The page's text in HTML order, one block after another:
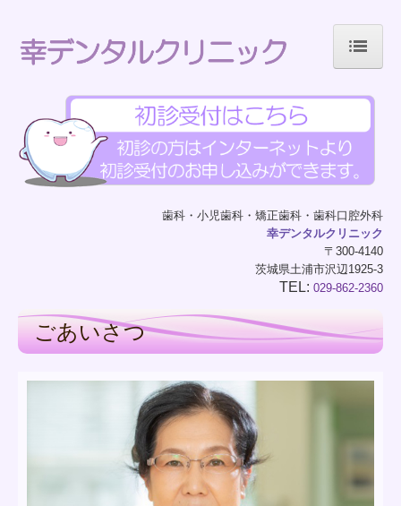
ホーム
ごあいさつ
初めての方へ
歯科・小児歯科・矯正歯科・歯科口腔外科
幸デンタルクリニック
〒300-4140
茨城県土浦市沢辺1925-3
TEL: 029-862-2360
ごあいさつ